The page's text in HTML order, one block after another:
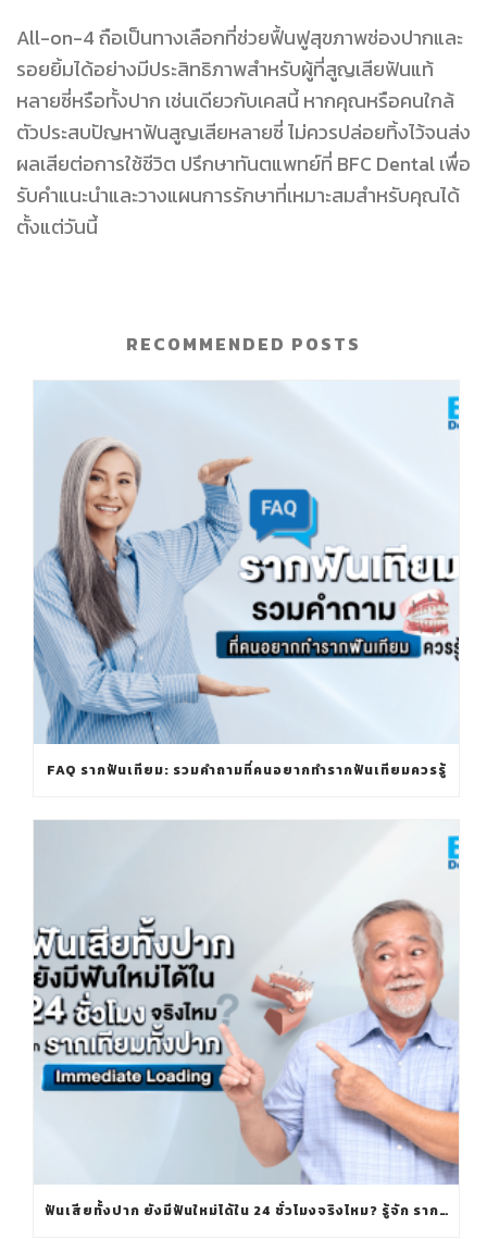
All-on-4 ถือเป็นทางเลือกที่ช่วยฟื้นฟูสุขภาพช่องปากและ
รอยยิ้มได้อย่างมีประสิทธิภาพสำหรับผู้ที่สูญเสียฟันแท้
หลายซี่หรือทั้งปาก เช่นเดียวกับเคสนี้ หากคุณหรือคนใกล้
ตัวประสบปัญหาฟันสูญเสียหลายซี่ ไม่ควรปล่อยทิ้งไว้จนส่ง
ผลเสียต่อการใช้ชีวิต ปรึกษาทันตแพทย์ที่ BFC Dentalเพื่อ
รับคำแนะนำและวางแผนการรักษาที่เหมาะสมสำหรับคุณได้
ตั้งแต่วันนี้
RECOMMENDED POSTS
FAQ รากฟันเทียม: รวมคำถามที่คนอยากทำรากฟันเทียมควรรู้
ฟันเสียทั้งปาก ยังมีฟันใหม่ได้ใน 24 ชั่วโมงจริงไหม? รู้จัก รากเทียมทั้งปาก IMMEDIATE LOADING